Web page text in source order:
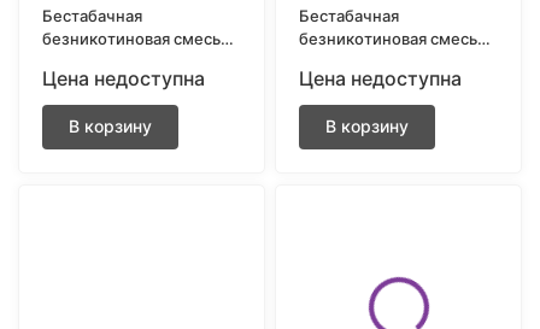
Бестабачная
безникотиновая смесь
250gr Энергетик
Цена недоступна
В корзину
Бестабачная
безникотиновая смесь
250gr Ягодный сорбет
Цена недоступна
В корзину